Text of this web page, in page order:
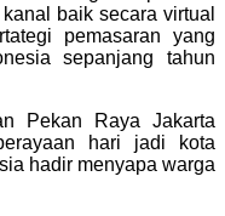
baik secara virtual
pemasaran yang
sepanjang tahun
Pekan Raya Jakarta
hari jadi kota
hadir menyapa warga